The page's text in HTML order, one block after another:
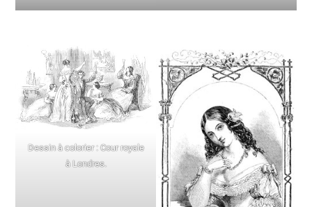
Dessin à colorier : Cour royale
à Londres.